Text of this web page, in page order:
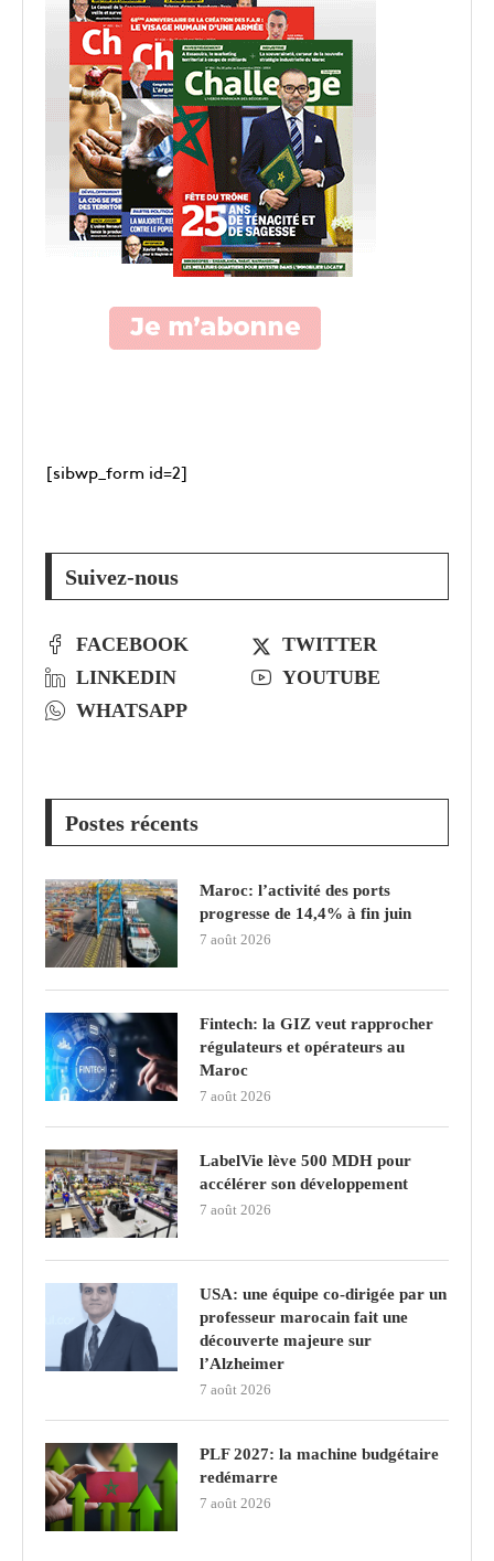
[sibwp_form id=2]
Suivez-nous
FACEBOOK
TWITTER
LINKEDIN
YOUTUBE
WHATSAPP
Postes récents
Maroc: l’activité des ports
progresse de 14,4% à fin juin
7 août 2026
Fintech: la GIZ veut rapprocher
régulateurs et opérateurs au
Maroc
7 août 2026
LabelVie lève 500 MDH pour
accélérer son développement
7 août 2026
USA: une équipe co-dirigée par un
professeur marocain fait une
découverte majeure sur
l’Alzheimer
7 août 2026
PLF 2027: la machine budgétaire
redémarre
7 août 2026